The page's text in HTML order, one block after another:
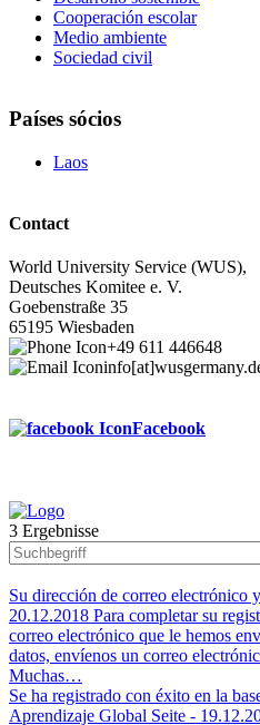
Cooperación escolar
Medio ambiente
Sociedad civil
Países sócios
Laos
Contact
World University Service (WUS),
Deutsches Komitee e. V.
Goebenstraße 35
65195 Wiesbaden
+49 611 446648
Facebook
Footer
menu
3 Ergebnisse
Su dirección de correo electrónico
20.12.2018 Para completar su
correo electrónico que le hemos
datos, envíenos un correo
Muchas…
Se ha registrado con éxito en la
Aprendizaje Global Seite -